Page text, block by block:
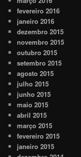
fevereiro 2016
janeiro 2016
dezembro 2015
novembro 2015
outubro 2015
setembro 2015
agosto 2015
julho 2015
junho 2015
maio 2015
abril 2015
março 2015
fevereiro 2015
janeiro 2015